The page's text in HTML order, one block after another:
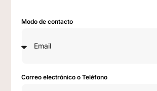
Modo de contacto
Correo electrónico o Teléfono